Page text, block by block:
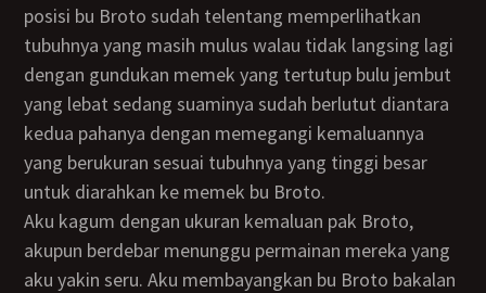
posisi bu Broto sudah telentang memperlihatkan
tubuhnya yang masih mulus walau tidak langsing lagi
dengan gundukan memek yang tertutup bulu jembut
yang lebat sedang suaminya sudah berlutut diantara
kedua pahanya dengan memegangi kemaluannya
yang berukuran sesuai tubuhnya yang tinggi besar
untuk diarahkan ke memek bu Broto.
Aku kagum dengan ukuran kemaluan pak Broto,
akupun berdebar menunggu permainan mereka yang
aku yakin seru. Aku membayangkan bu Broto bakalan